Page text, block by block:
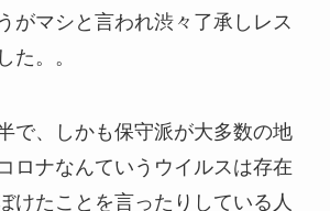
がマシと言われ渋々了承しレス
た。。
で、しかも保守派が大多数の地
ロナなんていうウイルスは存在
けたことを言ったりしている人